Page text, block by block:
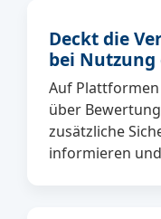
Deckt die
bei Nutzung
Auf
über
zusätzliche
informieren